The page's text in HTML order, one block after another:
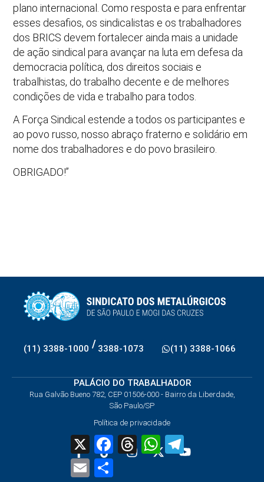
plano internacional. Como resposta e para enfrentar
esses desafios, os sindicalistas e os trabalhadores
dos BRICS devem fortalecer ainda mais a unidade
de ação sindical para avançar na luta em defesa da
democracia política, dos direitos sociais e
trabalhistas, do trabalho decente e de melhores
condições de vida e trabalho para todos.
A Força Sindical estende a todos os participantes e
ao povo russo, nosso abraço fraterno e solidário em
nome dos trabalhadores e do povo brasileiro.
OBRIGADO!”
(11) 3388-1000 / 3388-1073 (11) 3388-1066
PALÁCIO DO TRABALHADOR
Rua Galvão Bueno 782, CEP 01506-000 - Bairro da Liberdade,
São Paulo/SP
Política de privacidade
X FacebookThreadsWhatsApp
Email